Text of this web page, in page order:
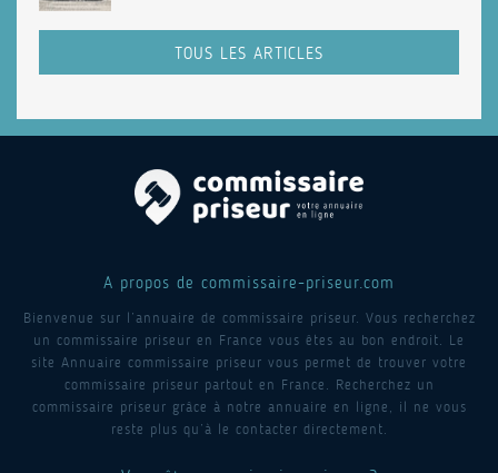
TOUS LES ARTICLES
A propos de commissaire-priseur.com
Bienvenue sur l’annuaire de commissaire priseur. Vous recherchez
un commissaire priseur en France vous êtes au bon endroit. Le
site Annuaire commissaire priseur vous permet de trouver votre
commissaire priseur partout en France. Recherchez un
commissaire priseur grâce à notre annuaire en ligne, il ne vous
reste plus qu’à le contacter directement.